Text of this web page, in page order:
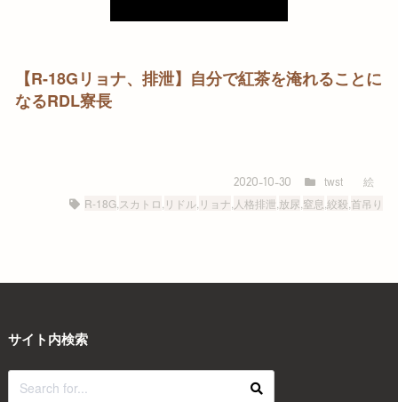
【R-18Gリョナ、排泄】自分で紅茶を淹れることに
なるRDL寮長
2020-10-30 twst
絵
R-18G スカトロ リドル リョナ 人格排泄 放尿 窒息 ,絞殺 ,首吊り
サイト内検索